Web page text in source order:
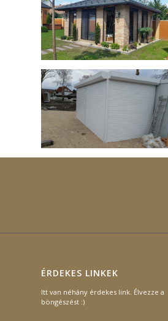
Pliszé szúnyogháló
Redőny garázskapu
ÉRDEKES LINKEK
Itt van néhány érdekes link. Élvezze a
böngészést :)